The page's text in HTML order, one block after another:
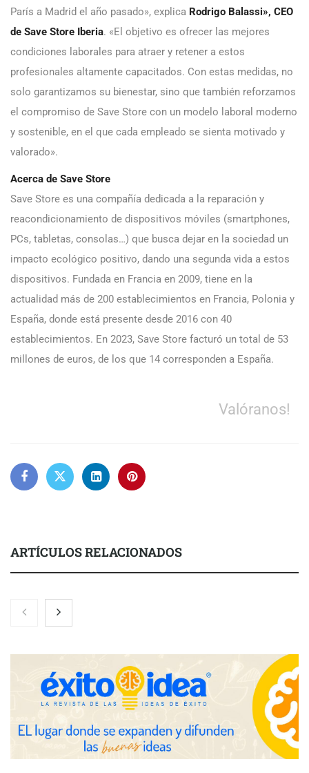
París a Madrid el año pasado», explica Rodrigo Balassi», CEO
de Save Store Iberia. «El objetivo es ofrecer las mejores
condiciones laborales para atraer y retener a estos
profesionales altamente capacitados. Con estas medidas, no
solo garantizamos su bienestar, sino que también reforzamos
el compromiso de Save Store con un modelo laboral moderno
y sostenible, en el que cada empleado se sienta motivado y
valorado».
Acerca de Save Store
Save Store es una compañía dedicada a la reparación y
reacondicionamiento de dispositivos móviles (smartphones,
PCs, tabletas, consolas…) que busca dejar en la sociedad un
impacto ecológico positivo, dando una segunda vida a estos
dispositivos. Fundada en Francia en 2009, tiene en la
actualidad más de 200 establecimientos en Francia, Polonia y
España, donde está presente desde 2016 con 40
establecimientos. En 2023, Save Store facturó un total de 53
millones de euros, de los que 14 corresponden a España.
Valóranos!
ARTÍCULOS RELACIONADOS
Martín Mingorance Abogados consolida su posición como
despacho de abogados Málaga de referencia para empresas y
Brisas del Estrecho abastece a la hostelería de Sevilla
conectando lonjas con establecimientos